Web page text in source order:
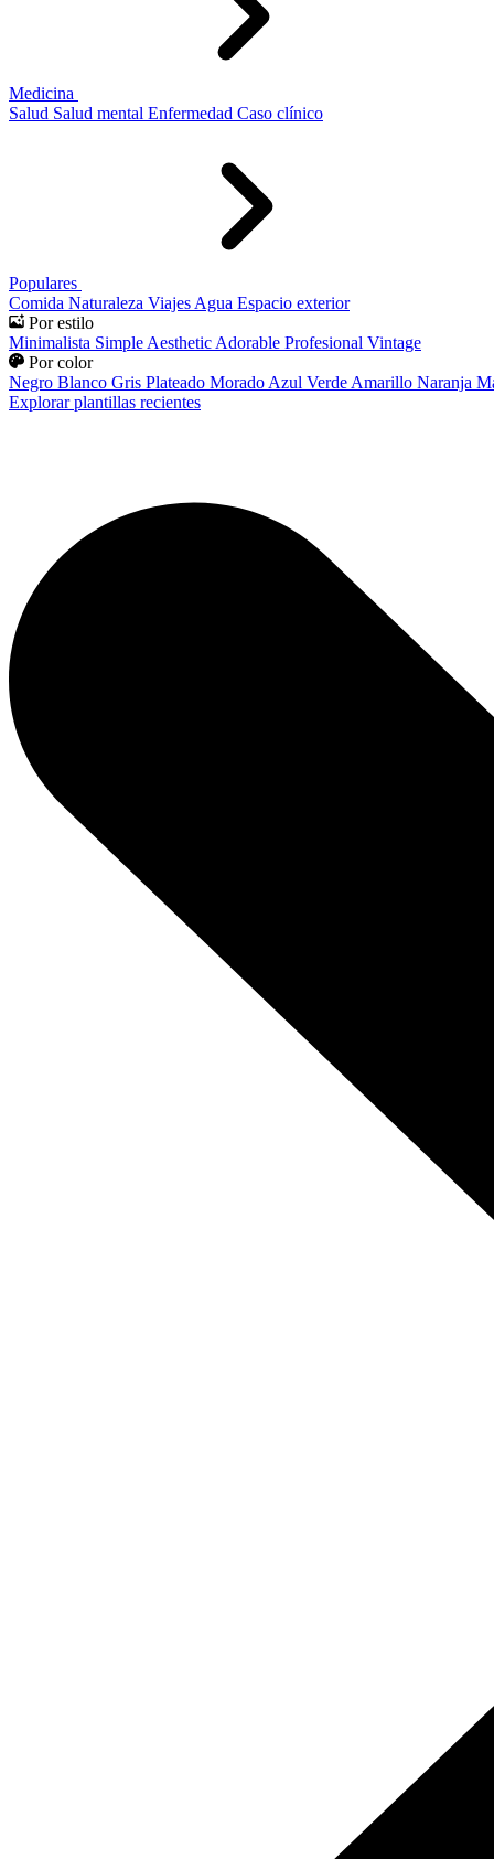
Medicina
Salud Salud mental Enfermedad Caso clínico
Populares
Comida Naturaleza Viajes Agua Espacio exterior
Por estilo
Minimalista Simple Aesthetic Adorable Profesional Vintage
Por color
Negro Blanco Gris Plateado Morado Azul Verde Amarillo Naranja
Explorar plantillas recientes